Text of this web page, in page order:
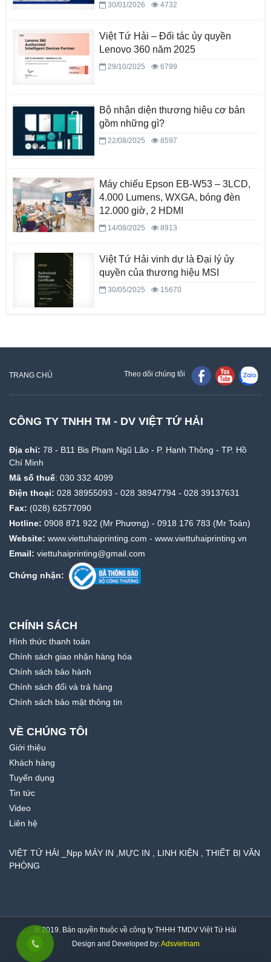
30/01/2026 4732
Việt Tứ Hải – Đối tác ủy quyền
Lenovo 360 năm 2025
29/10/2025 6799
Bộ nhận diện thương hiệu cơ bản
gồm những gì?
22/08/2025 8597
Máy chiếu Epson EB-W53 – 3LCD,
4.000 Lumens, WXGA, bóng đèn
12.000 giờ, 2 HDMI
14/08/2025 8913
Việt Tứ Hải vinh dự là Đại lý ủy
quyền của thương hiệu MSI
30/05/2025 15670
TRANG CHỦ Theo dõi chúng tôi
CÔNG TY TNHH TM - DV VIỆT TỨ HẢI
Địa chỉ: 78 - B11 Bis Phạm Ngũ Lão - P. Hạnh Thông - TP. Hồ
Chí Minh
Mã số thuế: 030 332 4099
Điện thoại: 028 38955093 - 028 38947794 - 028 39137631
Fax: (028) 62577090
Hotline: 0908 871 922 (Mr Phương) - 0918 176 783 (Mr Toán)
Website: www.viettuhaiprinting.com - www.viettuhaiprinting.vn
Email: viettuhaiprinting@gmail.com
Chứng nhận:
CHÍNH SÁCH
Hình thức thanh toán
Chính sách giao nhận hàng hóa
Chính sách bảo hành
Chính sách đổi và trả hàng
Chính sách bảo mật thông tin
VỀ CHÚNG TÔI
Giới thiệu
Khách hàng
Tuyển dụng
Tin tức
Video
Liên hệ
VIỆT TỨ HẢI _Npp MÁY IN ,MỰC IN , LINH KIỆN , THIẾT BỊ VĂN
PHÒNG
© 2019. Bản quyền thuộc về công ty THHH TMDV Việt Tứ Hải
Design and Developed by:Adsvietnam